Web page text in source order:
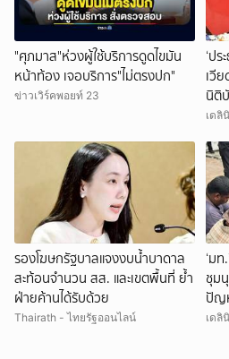
"ศุภมาส"ห่วงผู้ใช้บริการดูดไขมัน
หน้าท้อง เจอบริการ"ไม่ตรงปก"
ข่าวเวิร์คพอยท์ 23
‘ป
เวี
นิติ
ปร
เดลิ
รองโฆษกรัฐบาลแจงงบน้ำบาดาล
สะท้อนจำนวน สส. และเขตพื้นที่ ย้ำ
ฝ่ายค้านได้รับด้วย
Thairath - ไทยรัฐออนไลน์
‘ม
ชุม
ปัญ
เดลิ